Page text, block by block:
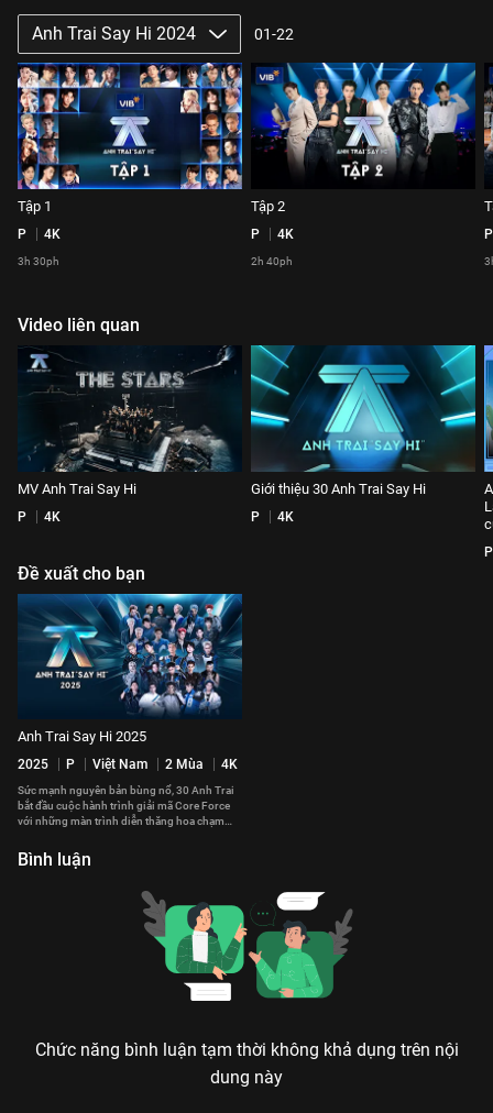
Anh Trai Say Hi 2024 01-22
Tập 1
P 4K
3h 30ph
Tập 2
P 4K
2h 40ph
P
Video liên quan
MV Anh Trai Say Hi
P 4K
Giới thiệu 30 Anh Trai Say Hi
P 4K
P
Đề xuất cho bạn
Anh Trai Say Hi 2025
2025 P Việt Nam 2 Mùa 4K
Sức mạnh nguyên bản bùng nổ, 30 Anh Trai
bắt đầu cuộc hành trình giải mã Core Force
với những màn trình diễn thăng hoa chạm
Bình luận
Chức năng bình luận tạm thời không khả dụng trên nội
dung này